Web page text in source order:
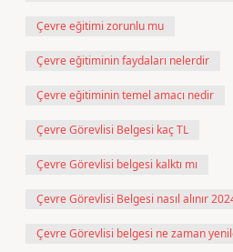
Çevre eğitimi zorunlu mu
Çevre eğitiminin faydaları nelerdir
Çevre eğitiminin temel amacı nedir
Çevre Görevlisi Belgesi kaç TL
Çevre Görevlisi belgesi kalktı mı
Çevre Görevlisi Belgesi nasıl alınır
Çevre Görevlisi belgesi ne zaman